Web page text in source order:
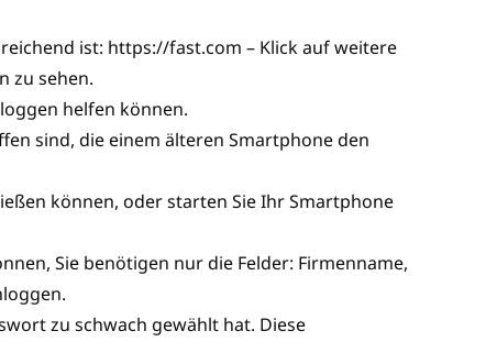
ist: https://fast.com – Klick auf weitere
zu sehen.
helfen können.
sind, die einem älteren Smartphone den
können, oder starten Sie Ihr Smartphone
Sie benötigen nur die Felder: Firmenname,
zu schwach gewählt hat. Diese